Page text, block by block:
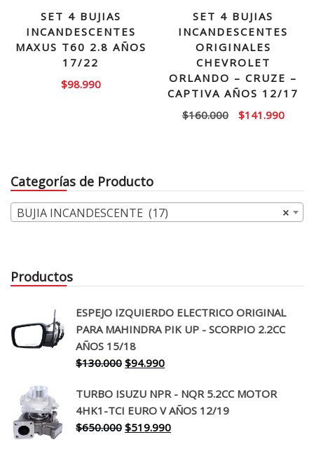
SET 4 BUJIAS
INCANDESCENTES
MAXUS T60 2.8 AÑOS
17/22
$98.990
SET 4 BUJIAS
INCANDESCENTES
ORIGINALES
CHEVROLET
ORLANDO – CRUZE –
CAPTIVA AÑOS 12/17
$160.000
El
$141.990El
Categorías de Producto
×
BUJIA INCANDESCENTE (17)
Productos
ESPEJO IZQUIERDO ELECTRICO ORIGINAL
PARA MAHINDRA PIK UP - SCORPIO 2.2CC
AÑOS 15/18
$130.000 El
original
era:
$130.000.
$94.990El
actual
es:
$94.990.
TURBO ISUZU NPR - NQR 5.2CC MOTOR
4HK1-TCI EURO V AÑOS 12/19
$650.000 El
$519.990El